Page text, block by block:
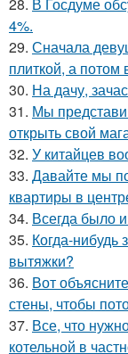
28. В Госдуме
4%.
29. Сначала
плиткой, а потом
30. На дачу,
31. Мы
открыть свой
32. У китайцев
33. Давайте мы
квартиры в
34. Всегда было
35. Когда-нибудь
вытяжки?
36. Вот
стены, чтобы
37. Все, что
котельной в